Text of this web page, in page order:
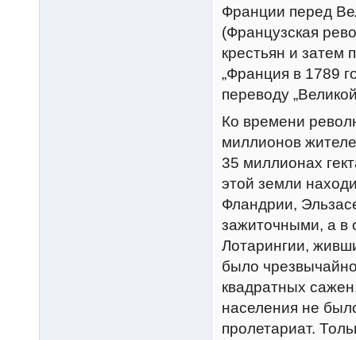
Франции перед
(Французская
крестьян и
„Франция в 1789
переводу
Ко времени
миллионов
35 миллионах
этой земли
Фландрии,
зажиточными, а в
Лотарингии,
было
квадратных
населения не
пролетариат.